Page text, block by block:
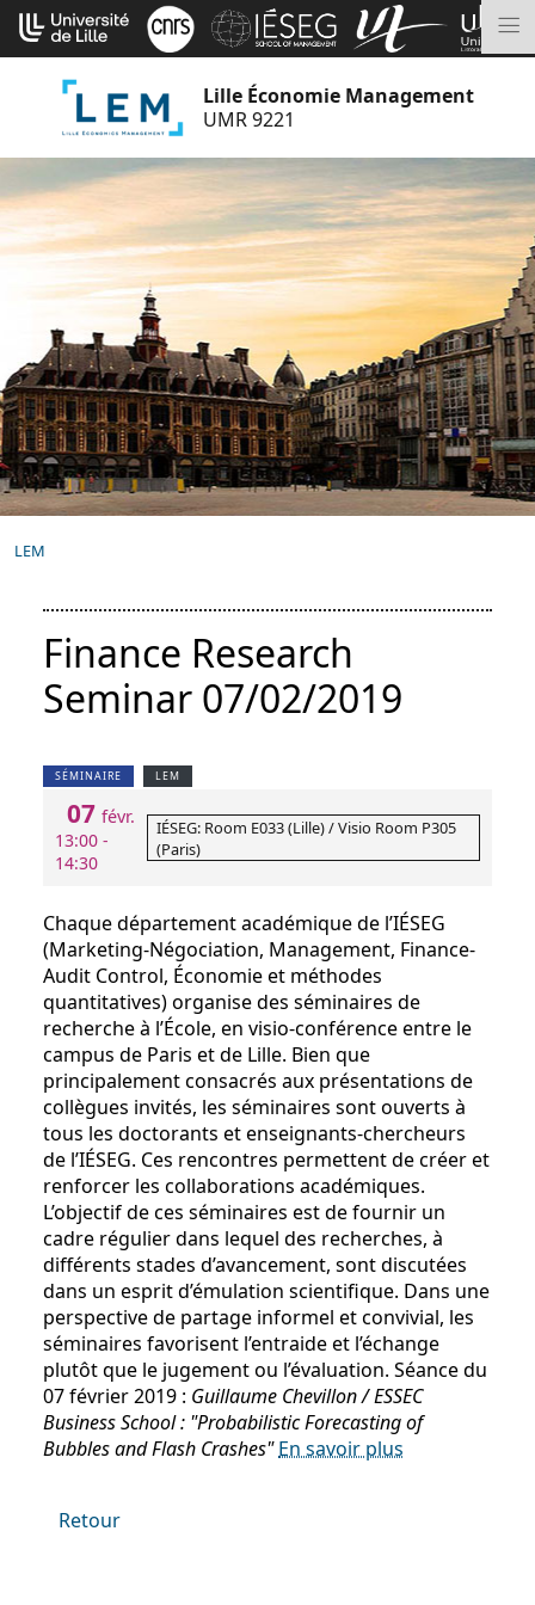
Aller
au
contenu
Lille Économie Management
UMR 9221
LEM
Finance Research
Seminar 07/02/2019
SÉMINAIRE LEM
07 févr.
13:00 -
14:30
IÉSEG: Room E033 (Lille) / Visio Room P305
(Paris)
Chaque département académique de l’IÉSEG
(Marketing-Négociation, Management, Finance-
Audit Control, Économie et méthodes
quantitatives) organise des séminaires de
recherche à l’École, en visio-conférence entre le
campus de Paris et de Lille. Bien que
principalement consacrés aux présentations de
collègues invités, les séminaires sont ouverts à
tous les doctorants et enseignants-chercheurs
de l’IÉSEG. Ces rencontres permettent de créer et
renforcer les collaborations académiques.
L’objectif de ces séminaires est de fournir un
cadre régulier dans lequel des recherches, à
différents stades d’avancement, sont discutées
dans un esprit d’émulation scientifique. Dans une
perspective de partage informel et convivial, les
séminaires favorisent l’entraide et l’échange
plutôt que le jugement ou l’évaluation. Séance du
07 février 2019 : Guillaume Chevillon / ESSEC
Business School : "Probabilistic Forecasting of
Bubbles and Flash Crashes" En savoir plus
Retour
Cookies management panel